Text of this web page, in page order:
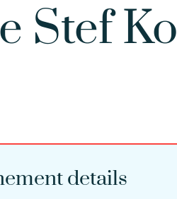
Stef
details